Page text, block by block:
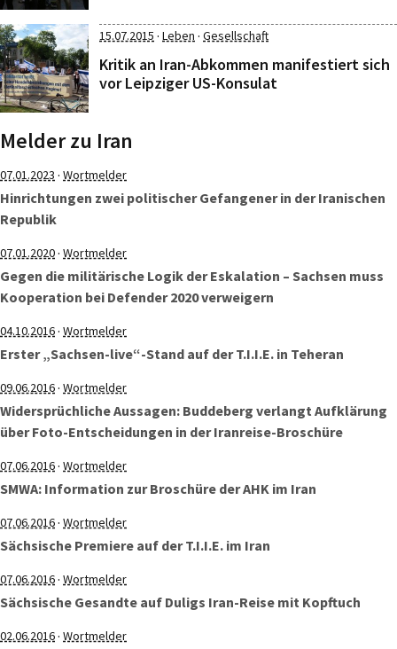
15.07.2015 · Leben · Gesellschaft
Kritik an Iran-Abkommen manifestiert sich
vor Leipziger US-Konsulat
Melder zu Iran
07.01.2023 · Wortmelder
Hinrichtungen zwei politischer Gefangener in der Iranischen
Republik
07.01.2020· Wortmelder
Gegen die militärische Logik der Eskalation – Sachsen muss
Kooperation bei Defender 2020 verweigern
04.10.2016· Wortmelder
Erster „Sachsen-live“-Stand auf der T.I.I.E. in Teheran
09.06.2016· Wortmelder
Widersprüchliche Aussagen: Buddeberg verlangt Aufklärung
über Foto-Entscheidungen in der Iranreise-Broschüre
07.06.2016· Wortmelder
SMWA: Information zur Broschüre der AHK im Iran
07.06.2016· Wortmelder
Sächsische Premiere auf der T.I.I.E. im Iran
07.06.2016· Wortmelder
Sächsische Gesandte auf Duligs Iran-Reise mit Kopftuch
02.06.2016· Wortmelder